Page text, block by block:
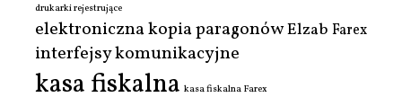
drukarki rejestrujące
elektroniczna kopia paragonówElzab Farex
interfejsy komunikacyjne
kasa fiskalna kasa fiskalna Farex